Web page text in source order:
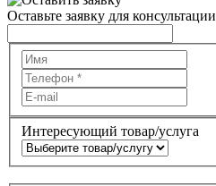
Оставьте заявку для консультации
Интересующий товар/услуга